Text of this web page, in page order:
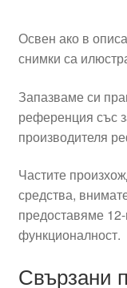
Освен ако в
снимки са
Запазваме си
референция със
производителя
Частите
средства,
предоставяме
функционалност.
Свързани